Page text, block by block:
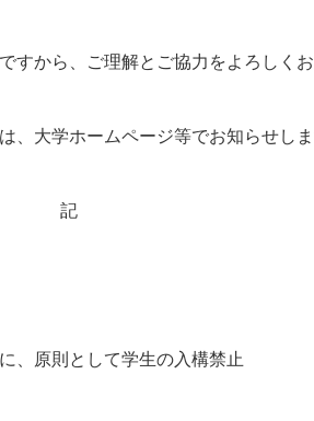
から、ご理解とご協力をよろしくお
大学ホームページ等でお知らせしま
記
、原則として学生の入構禁止